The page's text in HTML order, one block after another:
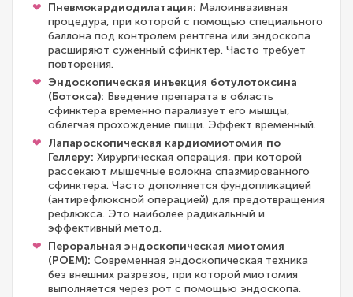
Пневмокардиодилатация: Малоинвазивная
процедура, при которой с помощью специального
баллона под контролем рентгена или эндоскопа
расширяют суженный сфинктер. Часто требует
повторения.
Эндоскопическая инъекция ботулотоксина
(Ботокса): Введение препарата в область
сфинктера временно парализует его мышцы,
облегчая прохождение пищи. Эффект временный.
Лапароскопическая кардиомиотомия по
Геллеру: Хирургическая операция, при которой
рассекают мышечные волокна спазмированного
сфинктера. Часто дополняется фундопликацией
(антирефлюксной операцией) для предотвращения
рефлюкса. Это наиболее радикальный и
эффективный метод.
Пероральная эндоскопическая миотомия
(POEM): Современная эндоскопическая техника
без внешних разрезов, при которой миотомия
выполняется через рот с помощью эндоскопа.